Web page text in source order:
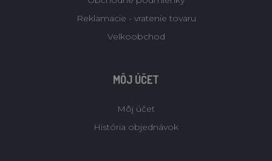
Reklamacie - vratenie tovaru
Velkoobchod
MÔJ ÚČET
Môj účet
História objednávok